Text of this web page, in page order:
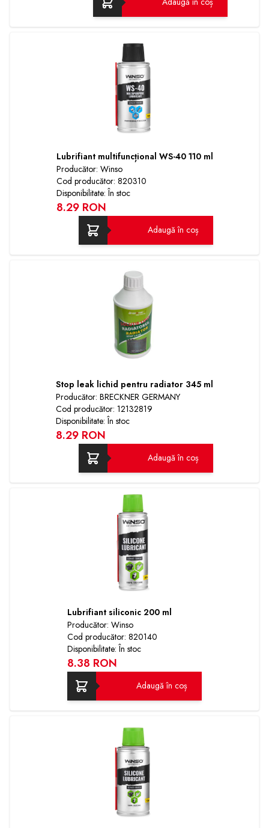
Lubrifiant multifuncțional WS-40 110 ml
Producător: Winso
Cod producător: 820310
Disponibilitate: În stoc
8.29 RON
Adaugă în coș
Stop leak lichid pentru radiator 345 ml
Producător: BRECKNER GERMANY
Cod producător: 12132819
Disponibilitate: În stoc
8.29 RON
Adaugă în coș
Lubrifiant siliconic 200 ml
Producător: Winso
Cod producător: 820140
Disponibilitate: În stoc
8.38 RON
Adaugă în coș